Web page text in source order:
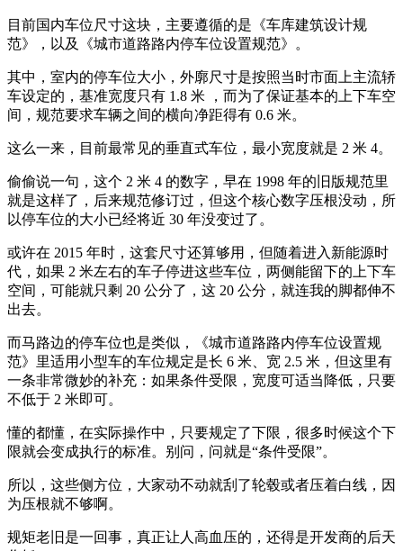
目前国内车位尺寸这块，主要遵循的是《车库建筑设计规
范》，以及《城市道路路内停车位设置规范》。
其中，室内的停车位大小，外廓尺寸是按照当时市面上主流轿
车设定的，基准宽度只有 1.8 米 ，而为了保证基本的上下车空
间，规范要求车辆之间的横向净距得有 0.6 米。
这么一来，目前最常见的垂直式车位，最小宽度就是 2 米 4。
偷偷说一句，这个 2 米 4 的数字，早在 1998 年的旧版规范里
就是这样了，后来规范修订过，但这个核心数字压根没动，所
以停车位的大小已经将近 30 年没变过了。
或许在 2015 年时，这套尺寸还算够用，但随着进入新能源时
代，如果 2 米左右的车子停进这些车位，两侧能留下的上下车
空间，可能就只剩 20 公分了，这 20 公分，就连我的脚都伸不
出去。
而马路边的停车位也是类似，《城市道路路内停车位设置规
范》里适用小型车的车位规定是长 6 米、宽 2.5 米，但这里有
一条非常微妙的补充：如果条件受限，宽度可适当降低，只要
不低于 2 米即可。
懂的都懂，在实际操作中，只要规定了下限，很多时候这个下
限就会变成执行的标准。别问，问就是“条件受限”。
所以，这些侧方位，大家动不动就刮了轮毂或者压着白线，因
为压根就不够啊。
规矩老旧是一回事，真正让人高血压的，还得是开发商的后天